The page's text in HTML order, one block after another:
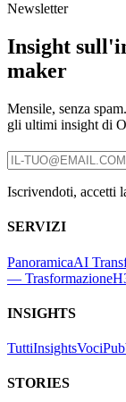
Newsletter
Insight
maker
Mensile, senza
gli ultimi insight di
Iscrivendoti, accetti
SERVIZI
PanoramicaAI
— Trasformazione
INSIGHTS
TuttiInsightsVoci
STORIES